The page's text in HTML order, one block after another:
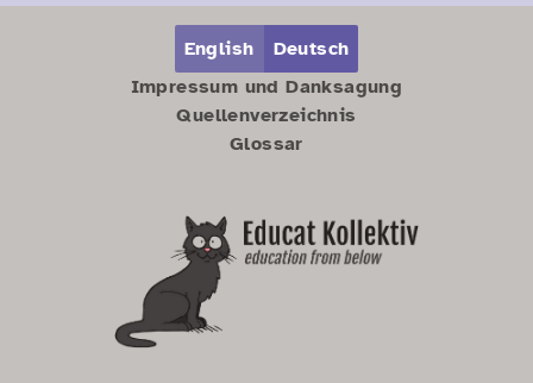
Zum Hauptbereich springen
Zum Hauptmenü springen
Impressum und Danksagung
Quellenverzeichnis
Glossar
English Deutsch